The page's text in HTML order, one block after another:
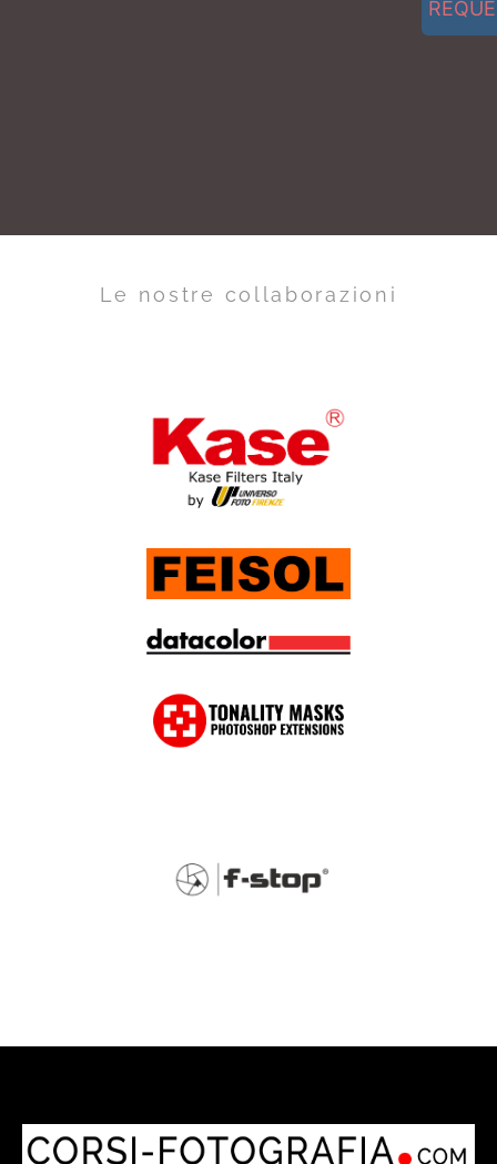
Le nostre collaborazioni